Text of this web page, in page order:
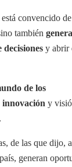
convencido
también
decisiones y abrir
de los
innovación y
de las que dijo,
generan